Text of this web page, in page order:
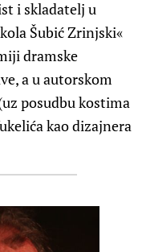
i skladatelj u
Šubić Zrinjski«
dramske
a u autorskom
posudbu kostima
kao dizajnera